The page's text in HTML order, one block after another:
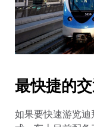
最快捷的
如果要快速游览